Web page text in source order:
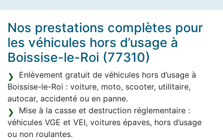
Nos prestations complètes pour
les véhicules hors d’usage à
Boissise-le-Roi (77310)
Enlèvement gratuit de véhicules hors d’usage à
Boissise-le-Roi : voiture, moto, scooter, utilitaire,
autocar, accidenté ou en panne.
Mise à la casse et destruction réglementaire :
véhicules VGE et VEI, voitures épaves, hors d’usage
ou non roulantes.